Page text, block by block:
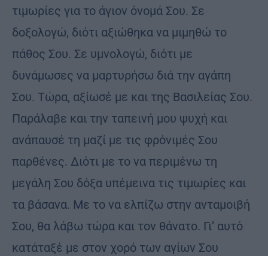
τιμωρίες για το άγιον όνομά Σου. Σε
δοξολογώ, διότι αξιώθηκα να μιμηθώ το
πάθος Σου. Σε υμνολογώ, διότι με
δυνάμωσες να μαρτυρήσω διά την αγάπη
Σου. Τώρα, αξίωσέ με και της Βασιλείας Σου.
Παράλαβε και την ταπεινή μου ψυχή και
ανάπαυσέ τη μαζί με τις φρόνιμές Σου
παρθένες. Διότι με το να περιμένω τη
μεγάλη Σου δόξα υπέμεινα τις τιμωρίες και
τα βάσανα. Με το να ελπίζω στην ανταμοιβή
Σου, θα λάβω τώρα και τον θάνατο. Γι’ αυτό
κατάταξέ με στον χορό των αγίων Σου